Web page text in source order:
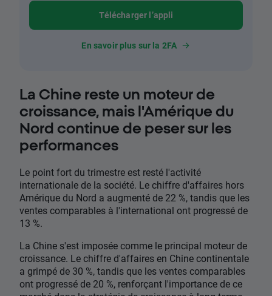
Télécharger l’appli
En savoir plus sur la 2FA
La Chine reste un moteur de
croissance, mais l'Amérique du
Nord continue de peser sur les
performances
Le point fort du trimestre est resté l'activité
internationale de la société. Le chiffre d'affaires hors
Amérique du Nord a augmenté de 22 %, tandis que les
ventes comparables à l'international ont progressé de
13 %.
La Chine s'est imposée comme le principal moteur de
croissance. Le chiffre d'affaires en Chine continentale
a grimpé de 30 %, tandis que les ventes comparables
ont progressé de 20 %, renforçant l'importance de ce